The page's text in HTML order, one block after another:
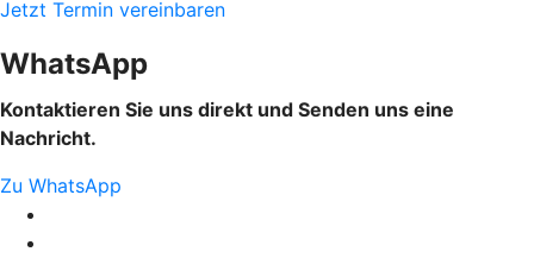
Jetzt Termin vereinbaren
WhatsApp
Kontaktieren Sie uns direkt und Senden uns eine
Nachricht.
Zu WhatsApp